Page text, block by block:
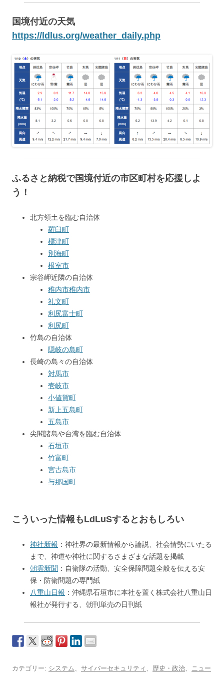
国境付近の天気
https://ldlus.org/weather_daily.php
ふるさと納税で国境付近の市区町村を応援しよ
う！
北方領土を臨む自治体
羅臼町
標津町
別海町
根室市
宗谷岬近隣の自治体
稚内市稚内市
礼文町
利尻富士町
利尻町
竹島の自治体
隠岐の島町
長崎の島々の自治体
対馬市
壱岐市
小値賀町
新上五島町
五島市
尖閣諸島や台湾を臨む自治体
石垣市
竹富町
宮古島市
与那国町
こういった情報もLdLuSするとおもしろい
神社新報 ：神社界の最新情報から論説、社会情勢にいたる
まで、神道や神社に関するさまざまな話題を掲載
朝雲新聞 ：自衛隊の活動、安全保障問題全般を伝える安
保・防衛問題の専門紙
八重山日報 ：沖縄県石垣市に本社を置く株式会社八重山日
報社が発行する、朝刊単売の日刊紙
カテゴリー: システム サイバーセキュリティ 歴史・政治 ニュー